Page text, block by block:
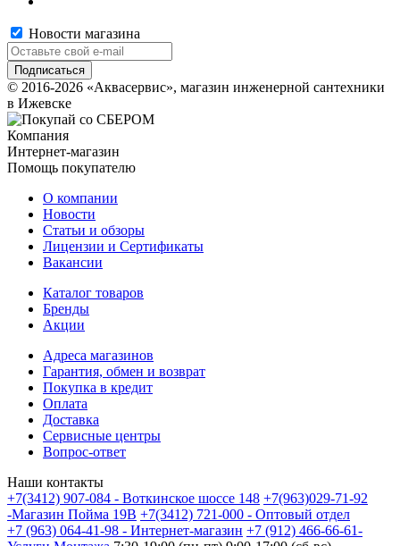
Новости магазина
© 2016-2026 «Аквасервис», магазин инженерной сантехники
в Ижевске
Компания
Интернет-магазин
Помощь покупателю
О компании
Новости
Статьи и обзоры
Лицензии и Сертификаты
Вакансии
Каталог товаров
Бренды
Акции
Адреса магазинов
Гарантия, обмен и возврат
Покупка в кредит
Оплата
Доставка
Сервисные центры
Вопрос-ответ
Наши контакты
+7(3412) 907-084 - Воткинское шоссе 148 +7(963)029-71-92
-Магазин Пойма 19В +7(3412) 721-000 - Оптовый отдел
+7 (963) 064-41-98 - Интернет-магазин +7 (912) 466-66-61-